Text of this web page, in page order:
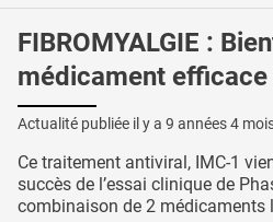
FIBROMYALGIE :
médicament efficace
Actualité publiée il y a 9 années 4
Ce traitement antiviral, IMC-1
succès de l’essai clinique de
combinaison de 2 médicaments